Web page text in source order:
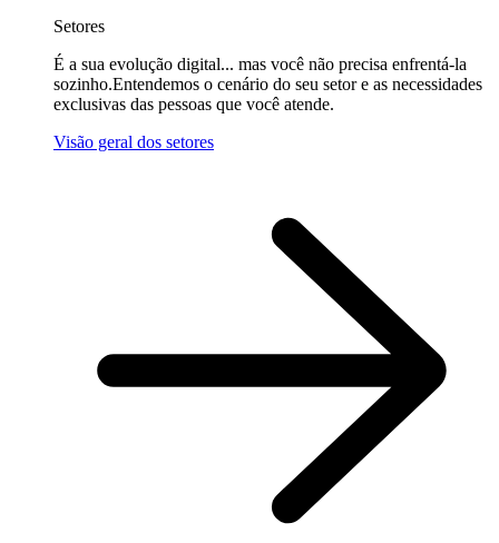
Setores
É a sua evolução digital... mas você não precisa enfrentá-la
sozinho.Entendemos o cenário do seu setor e as necessidades
exclusivas das pessoas que você atende.
Visão geral dos setores